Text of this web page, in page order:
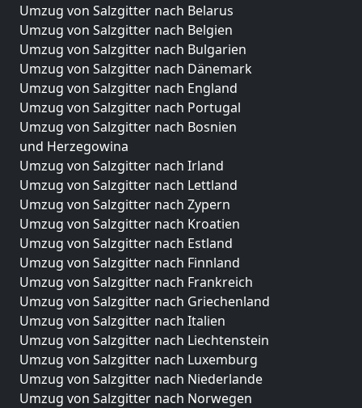
Umzug von Salzgitter nach Belarus
Umzug von Salzgitter nach Belgien
Umzug von Salzgitter nach Bulgarien
Umzug von Salzgitter nach Dänemark
Umzug von Salzgitter nach England
Umzug von Salzgitter nach Portugal
Umzug von Salzgitter nach Bosnien
und Herzegowina
Umzug von Salzgitter nach Irland
Umzug von Salzgitter nach Lettland
Umzug von Salzgitter nach Zypern
Umzug von Salzgitter nach Kroatien
Umzug von Salzgitter nach Estland
Umzug von Salzgitter nach Finnland
Umzug von Salzgitter nach Frankreich
Umzug von Salzgitter nach Griechenland
Umzug von Salzgitter nach Italien
Umzug von Salzgitter nach Liechtenstein
Umzug von Salzgitter nach Luxemburg
Umzug von Salzgitter nach Niederlande
Umzug von Salzgitter nach Norwegen